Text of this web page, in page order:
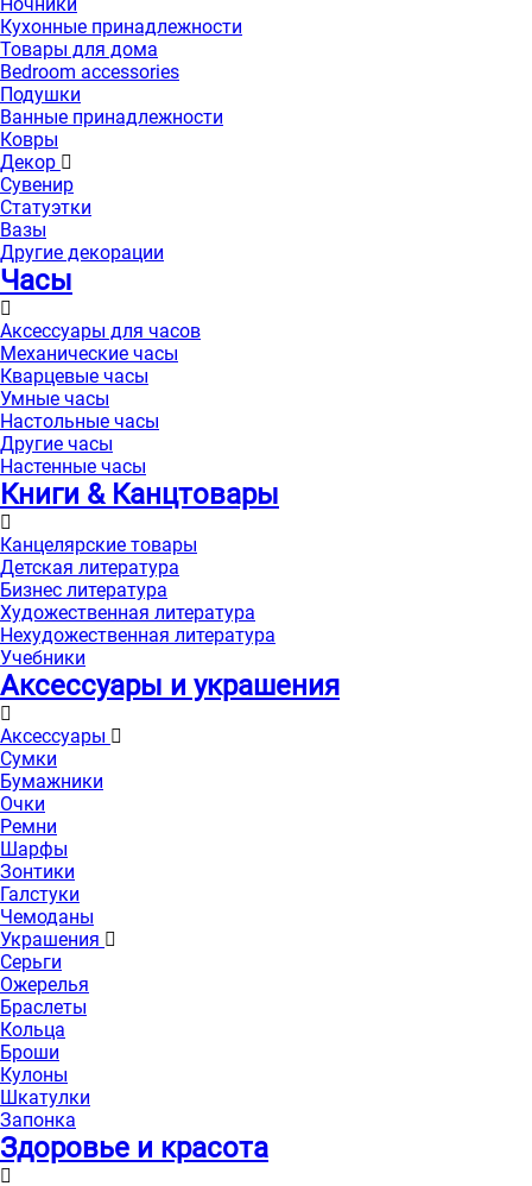
Кухонные принадлежности
Товары для дома
Bedroom accessories
Подушки
Ванные принадлежности
Ковры
Декор
Сувенир
Статуэтки
Вазы
Другие декорации
Часы
Аксессуары для часов
Механические часы
Кварцевые часы
Умные часы
Настольные часы
Другие часы
Настенные часы
Книги & Канцтовары
Канцелярские товары
Детская литература
Бизнес литература
Художественная литература
Нехудожественная литература
Учебники
Аксессуары и украшения
Аксессуары
Сумки
Бумажники
Очки
Ремни
Шарфы
Зонтики
Галстуки
Чемоданы
Украшения
Серьги
Ожерелья
Браслеты
Кольца
Броши
Кулоны
Шкатулки
Запонка
Здоровье и красота